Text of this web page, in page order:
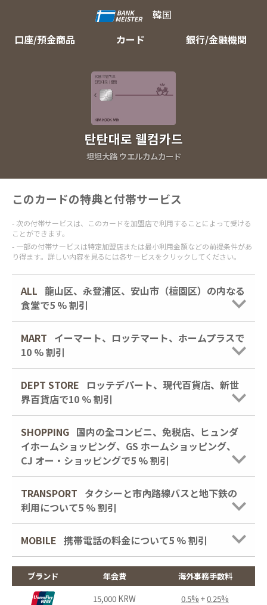
韓国
口座/預金商品
カード 銀行/金融機関
탄탄대로 웰컴카드
坦坦大路 ウエルカムカード
このカードの特典と付帯サービス
次の付帯サービスは、このカードを加盟店で利用することによって受ける
ことができます。
一部の付帯サービスは特定加盟店または最小利用金額などの前提条件があ
り得ます。詳しい内容を見るには各サービスをクリックしてください。
ALL 龍山区、永登浦区、安山市（檀園区）の内なる
食堂で5 % 割引
MART イーマート、ロッテマート、ホームプラスで
10 % 割引
DEPT STORE
ロッテデパート、現代百貨店、新世
界百貨店で10 % 割引
SHOPPING 国内の全コンビニ、免税店、ヒュンダ
イホームショッピング、GS ホームショッピング、
CJ オー・ショッピングで5 % 割引
TRANSPORT タクシーと市內路線バスと地下鉄の
利用について5 % 割引
MOBILE 携帯電話の料金について5 % 割引
ブランド 年会費
海外事務手数料
15,000 KRW
0.5% +0.25%